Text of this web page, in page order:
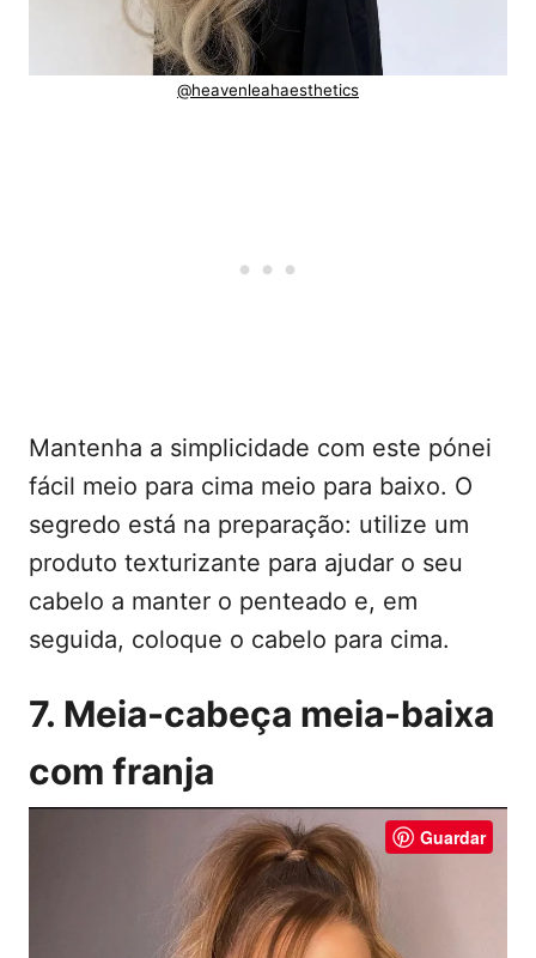
@heavenleahaesthetics
Mantenha a simplicidade com este pónei
fácil meio para cima meio para baixo. O
segredo está na preparação: utilize um
produto texturizante para ajudar o seu
cabelo a manter o penteado e, em
seguida, coloque o cabelo para cima.
7. Meia-cabeça meia-baixa
com franja
Guardar